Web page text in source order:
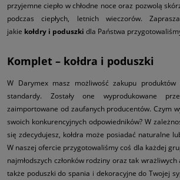
przyjemne ciepło w chłodne noce oraz pozwolą
podczas ciepłych, letnich wieczorów.
jakie kołdry i poduszki dla Państwa
Komplet – kołdra i poduszki
W Darymex masz możliwość zakupu produktów
standardy. Zostały one wyprodukowane
zaimportowane od zaufanych producentów. Czym
swoich konkurencyjnych odpowiedników? W
się zdecydujesz, kołdra może posiadać naturalne
W naszej ofercie przygotowaliśmy coś dla każdej
najmłodszych członków rodziny oraz tak
także poduszki do spania i dekoracyjne do Twojej